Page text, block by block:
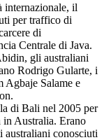
internazionale, il
per traffico di
di
Centrale di Java.
gli australiani
Rodrigo Gularte, i
Agbaje Salame e
di Bali nel 2005 per
in Australia. Erano
conosciuti